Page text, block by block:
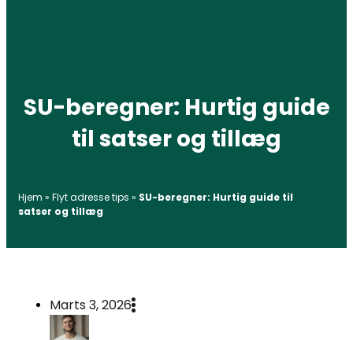
SU-beregner: Hurtig guide
til satser og tillæg
Hjem » Flyt adresse tips » SU-beregner: Hurtig guide til
satser og tillæg
Marts 3, 2026